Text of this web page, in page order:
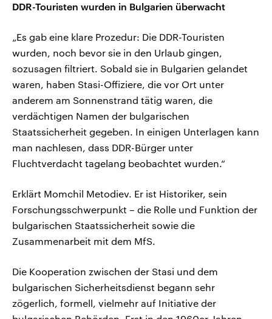
DDR-Touristen wurden in Bulgarien überwacht
„Es gab eine klare Prozedur: Die DDR-Touristen
wurden, noch bevor sie in den Urlaub gingen,
sozusagen filtriert. Sobald sie in Bulgarien gelandet
waren, haben Stasi-Offiziere, die vor Ort unter
anderem am Sonnenstrand tätig waren, die
verdächtigen Namen der bulgarischen
Staatssicherheit gegeben. In einigen Unterlagen kann
man nachlesen, dass DDR-Bürger unter
Fluchtverdacht tagelang beobachtet wurden.“
Erklärt Momchil Metodiev. Er ist Historiker, sein
Forschungsschwerpunkt – die Rolle und Funktion der
bulgarischen Staatssicherheit sowie die
Zusammenarbeit mit dem MfS.
Die Kooperation zwischen der Stasi und dem
bulgarischen Sicherheitsdienst begann sehr
zögerlich, formell, vielmehr auf Initiative der